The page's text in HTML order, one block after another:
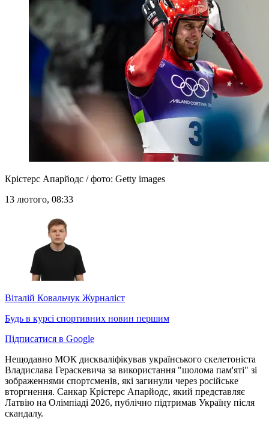
Крістерс Апарйодс / фото: Getty images
13 лютого, 08:33
Віталій Ковальчук Журналіст
Будь в курсі спортивних новин першим
Підписатися в Google
Нещодавно МОК дискваліфікував українського скелетоніста
Владислава Гераскевича за використання "шолома пам'яті" зі
зображеннями спортсменів, які загинули через російське
вторгнення. Санкар Крістерс Апарйодс, який представляє
Латвію на Олімпіаді 2026, публічно підтримав Україну після
скандалу.